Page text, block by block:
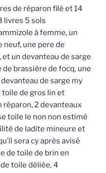
de réparon filé et 14
livres 5 sols
à femme, un
neuf, une pere de
un devanteau de sarge
brassière de focq, une
de sarge my
toile de gros lin et
réparon, 2 devanteaux
toile le non non estimé
de ladite mineure et
sera cy après avisé
de toile de brin en
toile déliée, 4